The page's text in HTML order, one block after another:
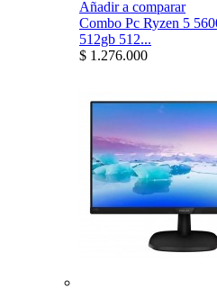
Añadir a comparar
Combo Pc Ryzen 5
512gb 512...
$ 1.276.000